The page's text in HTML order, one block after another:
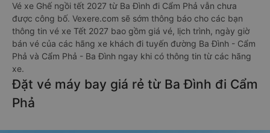
Vé xe Ghế ngồi tết 2027 từ Ba Đình đi Cẩm Phả vẫn chưa
được công bố. Vexere.com sẽ sớm thông báo cho các bạn
thông tin vé xe Tết 2027 bao gồm giá vé, lịch trình, ngày giờ
bán vé của các hãng xe khách đi tuyến đường Ba Đình - Cẩm
Phả và Cẩm Phả - Ba Đình ngay khi có thông tin từ các hãng
xe.
Đặt vé máy bay giá rẻ từ Ba Đình đi Cẩm
Phả